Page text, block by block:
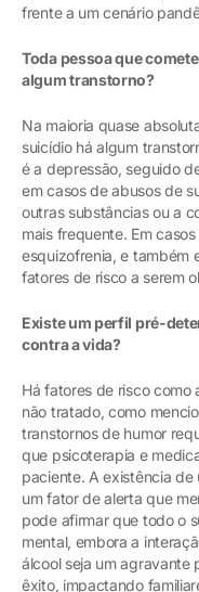
frente a um cenário
Toda pessoa que
algum transtorno?
Na maioria quase
suicídio há algum
é a depressão, seguido
em casos de abusos de
outras substâncias ou a
mais frequente. Em
esquizofrenia, e também
fatores de risco a serem
Existe um perfil pré-
contra a vida?
Há fatores de risco como
não tratado, como
transtornos de humor
que psicoterapia e
paciente. A existência
um fator de alerta que
pode afirmar que todo o
mental, embora a
álcool seja um agravante
êxito, impactando